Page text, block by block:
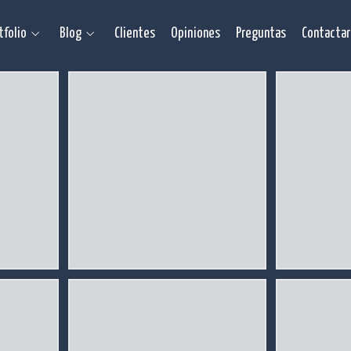
Blog Clientes Opiniones Preguntas Contactar